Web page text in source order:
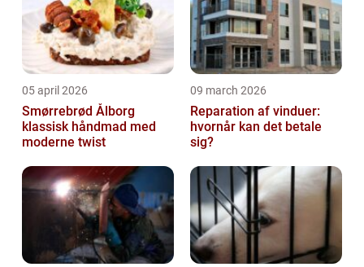
05 april 2026
Smørrebrød Ålborg
klassisk håndmad med
moderne twist
09 march 2026
Reparation af vinduer:
hvornår kan det betale
sig?